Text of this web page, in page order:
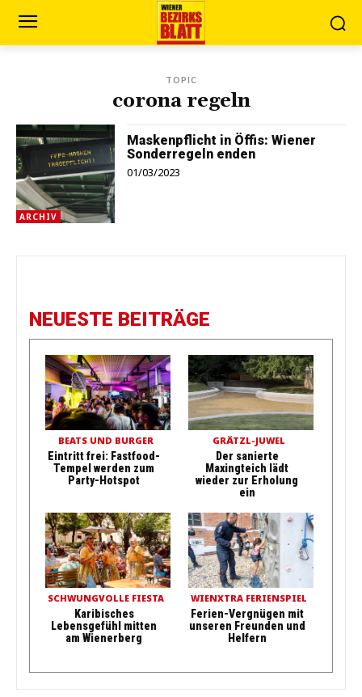
TOPIC
corona regeln
ARCHIV
Maskenpflicht in Öffis: Wiener
Sonderregeln enden
01/03/2023
NEUESTE BEITRÄGE
BEATS UND BURGER
Eintritt frei: Fastfood-
Tempel werden zum
Party-Hotspot
GRÄTZL-JUWEL
Der sanierte
Maxingteich lädt
wieder zur Erholung
ein
SCHWUNGVOLLE FIESTA
Karibisches
Lebensgefühl mitten
am Wienerberg
WIENXTRA FERIENSPIEL
Ferien-Vergnügen mit
unseren Freunden und
Helfern